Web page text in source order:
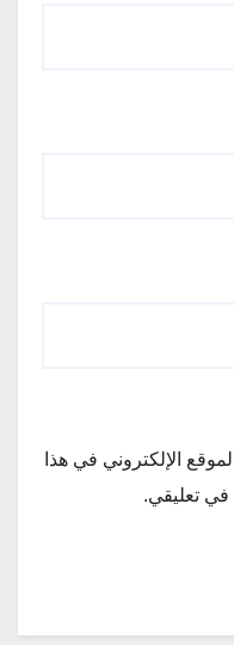
الإلكتروني في هذا
في تعليقي.